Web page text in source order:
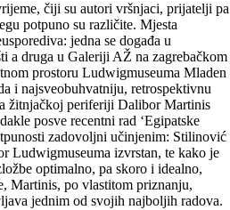
čiji su autori vršnjaci, prijatelji pa
potpuno su različite. Mjesta
jedna se događa u
a druga u Galeriji AŽ na zagrebačkom
prostoru Ludwigmuseuma Mladen
i najsveobuhvatniju, retrospektivnu
žitnjačkoj periferiji Dalibor Martinis
posve recentni rad ‘Egipatske
zadovoljni učinjenim: Stilinović
Ludwigmuseuma izvrstan, te kako je
optimalno, pa skoro i idealno,
Martinis, po vlastitom priznanju,
jednim od svojih najboljih radova.